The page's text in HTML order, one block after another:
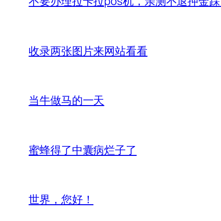
收录两张图片来网站看看
当牛做马的一天
蜜蜂得了中囊病烂子了
世界，您好！